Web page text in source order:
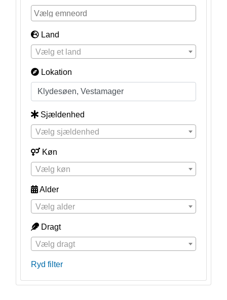
Land
Vælg et land
Lokation
Sjældenhed
Vælg sjældenhed
Køn
Vælg køn
Alder
Vælg alder
Dragt
Vælg dragt
Ryd filter